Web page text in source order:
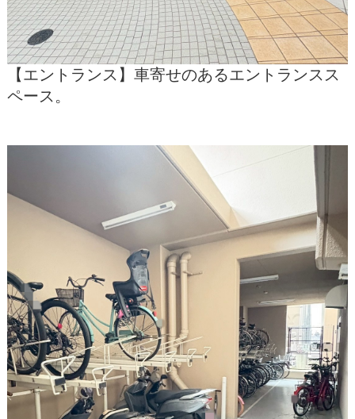
【エントランス】車寄せのあるエントランスス
ペース。